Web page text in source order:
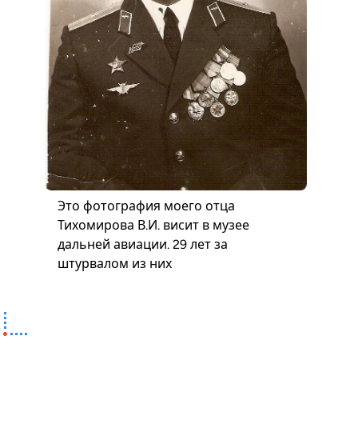
Это фотография моего отца
Тихомирова В.И. висит в музее
дальней авиации. 29 лет за
штурвалом из них